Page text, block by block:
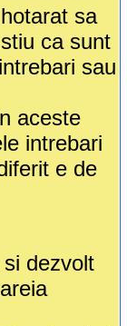
sa
ca sunt
sau
aceste
intrebari
e de
dezvolt